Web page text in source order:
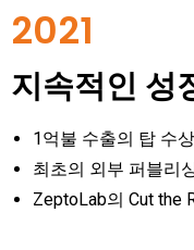
2021
지속적인 성
1억불 수출의 탑 수상
최초의 외부 퍼블리
ZeptoLab의 Cut the